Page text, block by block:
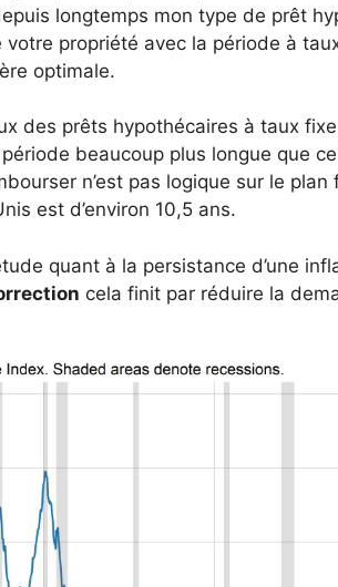
longtemps mon type de prêt
propriété avec la période à
optimale.
des prêts hypothécaires à taux
beaucoup plus longue que
n’est pas logique sur le
est d’environ 10,5 ans.
quant à la persistance d’une
cela finit par réduire la